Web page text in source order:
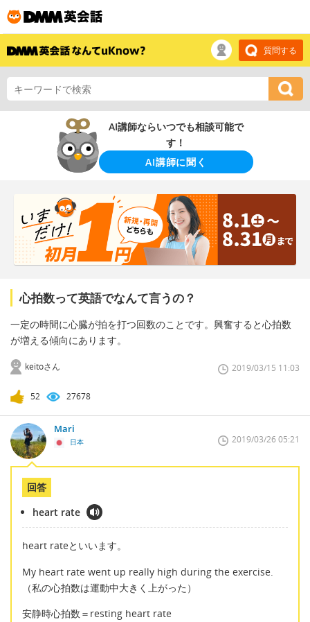
質問する
AI講師ならいつでも相談可能で
す！
AI講師に聞く
心拍数って英語でなんて言うの？
一定の時間に心臓が拍を打つ回数のことです。興奮すると心拍数
が増える傾向にあります。
keitoさん 2019/03/15 11:03
52 27678
Mari
日本 2019/03/26 05:21
回答
heart rate
heart rateといいます。
My heart rate went up really high during the exercise.
（私の心拍数は運動中大きく上がった）
安静時心拍数＝resting heart rate